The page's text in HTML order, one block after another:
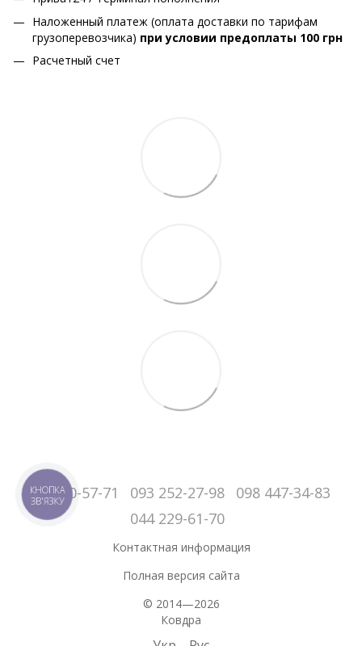
Наложенный платеж (оплата доставки по тарифам
грузоперевозчика) при условии предоплаты 100 грн
Расчетный счет
050-060-57-71 093 252-27-98
098 447-34-83
044 229-61-70
Контактная информация
Полная версия сайта
© 2014—2026
Ковдра
КНОПКА
ЗВ'ЯЗКУ